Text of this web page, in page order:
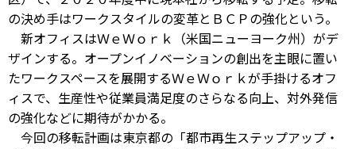
の決め手はワークスタイルの変革とＢＣＰの強化という。
新オフィスはＷｅＷｏｒｋ（米国ニューヨーク州）がデ
ザインする。オープンイノベーションの創出を主眼に置い
たワークスペースを展開するＷｅＷｏｒｋが手掛けるオフ
ィスで、生産性や従業員満足度のさらなる向上、対外発信
の強化などに期待がかかる。
今回の移転計画は東京都の「都市再生ステップアップ・